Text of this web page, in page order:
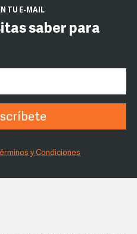
TU E-MAIL
saber para
y Condiciones